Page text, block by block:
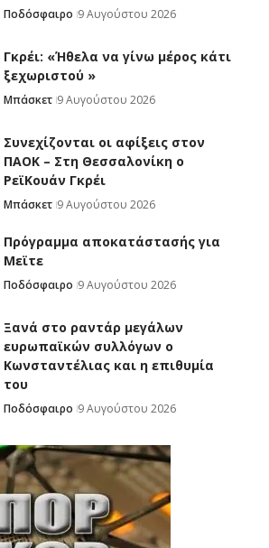
Ποδόσφαιρο 9 Αυγούστου 2026
Γκρέι: «Ήθελα να γίνω μέρος κάτι
ξεχωριστού »
Μπάσκετ 9 Αυγούστου 2026
Συνεχίζονται οι αφίξεις στον
ΠΑΟΚ – Στη Θεσσαλονίκη ο
ΡεϊΚουάν Γκρέι
Μπάσκετ 9 Αυγούστου 2026
Πρόγραμμα αποκατάστασής για
Μεϊτε
Ποδόσφαιρο 9 Αυγούστου 2026
Ξανά στο ραντάρ μεγάλων
ευρωπαϊκών συλλόγων ο
Κωνσταντέλιας και η επιθυμία
του
Ποδόσφαιρο 9 Αυγούστου 2026